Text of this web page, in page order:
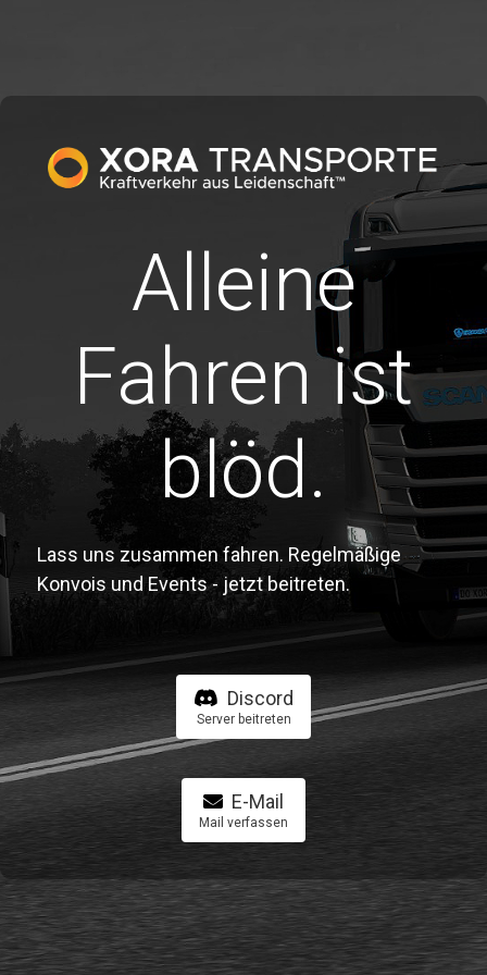
Alleine
Fahren ist
blöd.
Lass uns zusammen fahren. Regelmäßige
Konvois und Events - jetzt beitreten.
Discord
Server beitreten
E-Mail
Mail verfassen